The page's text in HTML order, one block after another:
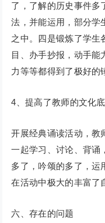
了，了解的历史事件多
法，并能运用，部分学
之中。四是锻炼了学生
目、办手抄报，动手能
力等等都得到了极好的
4、提高了教师的文化
开展经典诵读活动，教
一起学习、讨论、背诵
多了，吟颂的多了，运
在活动中极大的丰富了
六、存在的问题